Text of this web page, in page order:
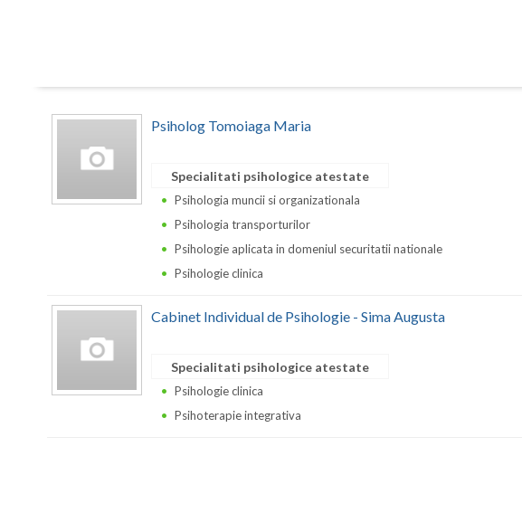
Psiholog Tomoiaga Maria
Specialitati psihologice atestate
Psihologia muncii si organizationala
Psihologia transporturilor
Psihologie aplicata in domeniul securitatii nationale
Psihologie clinica
Cabinet Individual de Psihologie - Sima Augusta
Specialitati psihologice atestate
Psihologie clinica
Psihoterapie integrativa